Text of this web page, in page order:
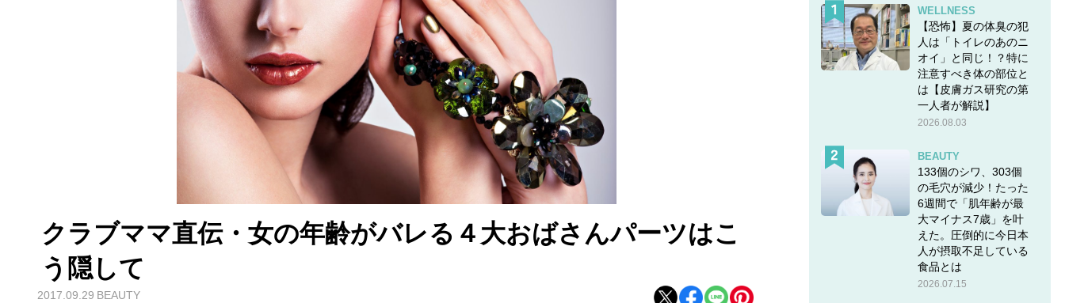
クラブママ直伝・女の年齢がバレる４大おばさんパーツはこ
う隠して
2017.09.29 BEAUTY
WELLNESS
【恐怖】夏の体臭の犯
人は「トイレのあのニ
オイ」と同じ！？特に
注意すべき体の部位と
は【皮膚ガス研究の第
一人者が解説】
2026.08.03
BEAUTY
133個のシワ、303個
の毛穴が減少！たった
6週間で「肌年齢が最
大マイナス7歳」を叶
えた。圧倒的に今日本
人が摂取不足している
食品とは
2026.07.15